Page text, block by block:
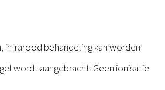
infrarood behandeling kan worden
wordt aangebracht. Geen ionisatie